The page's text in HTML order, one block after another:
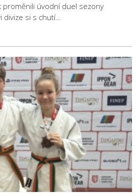
proměnili úvodní duel sezony
si s chutí…